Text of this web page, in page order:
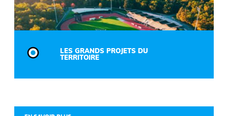
LES GRANDS PROJETS DU
TERRITOIRE